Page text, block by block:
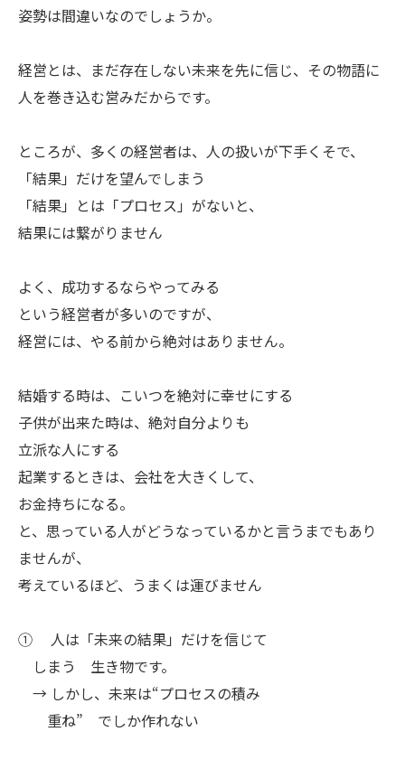
姿勢は間違いなのでしょうか。
経営とは、まだ存在しない未来を先に信じ、その物語に
人を巻き込む営みだからです。
ところが、多くの経営者は、人の扱いが下手くそで、
「結果」だけを望んでしまう
「結果」とは「プロセス」がないと、
結果には繋がりません
よく、成功するならやってみる
という経営者が多いのですが、
経営には、やる前から絶対はありません。
結婚する時は、こいつを絶対に幸せにする
子供が出来た時は、絶対自分よりも
立派な人にする
起業するときは、会社を大きくして、
お金持ちになる。
と、思っている人がどうなっているかと言うまでもあり
ませんが、
考えているほど、うまくは運びません
① 人は「未来の結果」だけを信じて
しまう 生き物です。
→ しかし、未来は“プロセスの積み
重ね” でしか作れない